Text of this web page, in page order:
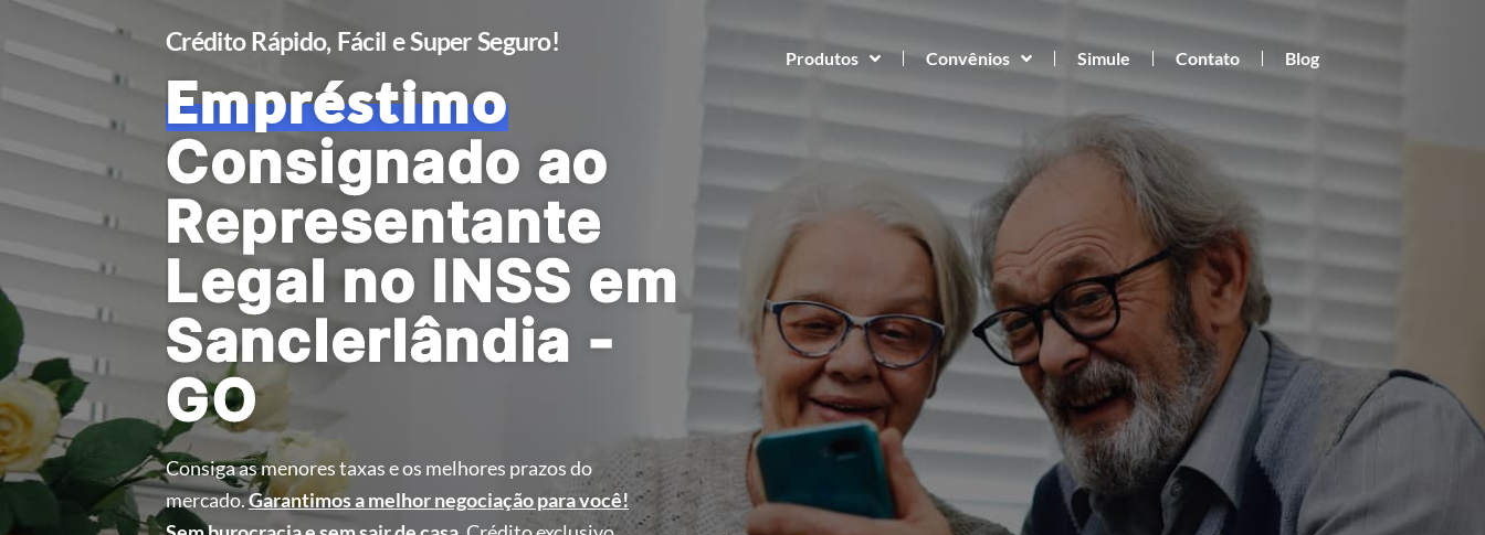
Produtos Convênios Simule Contato Blog
Crédito Rápido, Fácil e Super Seguro!
Empréstimo
Consignado ao
Representante
Legal no INSS em
Sanclerlândia -
GO
Consiga as menores taxas e os melhores prazos do
mercado.Garantimos a melhor negociação para você!